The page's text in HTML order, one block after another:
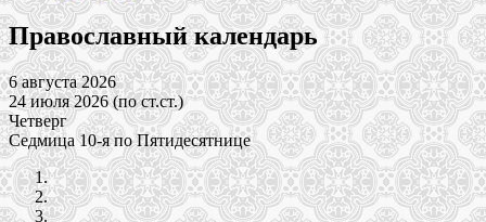
Православный календарь
6 августа 2026
24 июля 2026 (по ст.ст.)
Четверг
Седмица 10-я по Пятидесятнице